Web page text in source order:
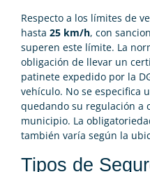
Respecto a los límites de
hasta 25 km/h, con
superen este límite. La
obligación de llevar un
patinete expedido por la
vehículo. No se especifica
quedando su regulación a
municipio. La
también varía según la
Tipos de